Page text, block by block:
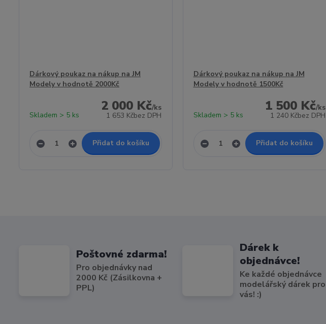
Dárkový poukaz na nákup na JM
Modely v hodnotě 2000Kč
2 000 Kč/ks
1 653 Kčbez DPH
Skladem > 5 ks
Přidat do košíku
Dárkový poukaz na nákup na JM
Modely v hodnotě 1500Kč
1 500 Kč/ks
1 240 Kčbez DPH
Skladem > 5 ks
Přidat do košíku
Poštovné zdarma!
Pro objednávky nad
2000 Kč (Zásilkovna +
PPL)
Dárek k
objednávce!
Ke každé objednávce
modelářský dárek pro
vás! :)